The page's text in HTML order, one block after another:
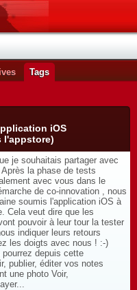
Tags
iOS
l'appstore)
je souhaitais partager avec
la phase de tests
avec vous dans le
de co-innovation , nous
soumis l'application iOS à
Cela veut dire que les
pouvoir à leur tour la tester
indiquer leurs retours
les doigts avec nous ! :-)
pourrez depuis cette
publier, éditer vos notes
une photo Voir,